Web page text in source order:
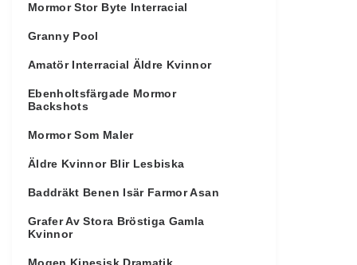
Mormor Stor Byte Interracial
Granny Pool
Amatör Interracial Äldre Kvinnor
Ebenholtsfärgade Mormor
Backshots
Mormor Som Maler
Äldre Kvinnor Blir Lesbiska
Baddräkt Benen Isär Farmor Asan
Grafer Av Stora Bröstiga Gamla
Kvinnor